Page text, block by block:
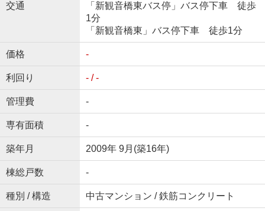
交通
「新観音橋東バス停」バス停下車 徒歩
1分
「新観音橋東」バス停下車 徒歩1分
価格 -
利回り - / -
管理費 -
専有面積 -
築年月 2009年 9月(築16年)
棟総戸数 -
種別 / 構造 中古マンション / 鉄筋コンクリート